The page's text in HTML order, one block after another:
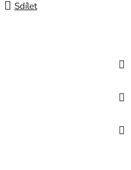
Sdílet